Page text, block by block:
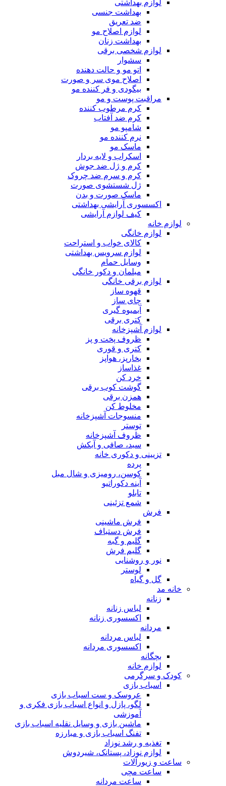
لوازم بهداشتی
بهداشت جنسی
ضد تعریق
لوازم اصلاح مو
بهداشت زنان
لوازم شخصی برقی
سشوار
اتو مو و حالت دهنده
اصلاح موی سر و صورت
بیگودی و فر کننده مو
مراقبت پوست و مو
کرم مرطوب کننده
کرم ضد آفتاب
شامپو مو
نرم کننده مو
ماسک مو
اسکراب و لایه بردار
کرم و ژل ضد جوش
کرم و سرم ضد چروک
ژل شستشوی صورت
ماسک صورت و بدن
اکسسوری آرایشی بهداشتی
کیف لوازم آرایشی
لوازم خانه
لوازم خانگی
کالای خواب و استراحت
لوازم سرویس بهداشتی
وسایل حمام
مبلمان و دکور خانگی
لوازم برقی خانگی
قهوه ساز
چای ساز
آبمیوه گیری
کتری برقی
لوازم آشپزخانه
ظروف پخت و پز
کتری و قوری
بخارپز، هواپز
غذاساز
خرد کن
گوشت کوب برقی
همزن برقی
مخلوط کن
منسوجات آشپزخانه
توستر
ظروف آشپزخانه
سبد، صافی و آبکش
تزیینی و دکوری خانه
پرده
کوسن، رومیزی و شال مبل
آینه دکوراتیو
تابلو
شمع تزئینی
فرش
فرش ماشینی
فرش دستباف
گلیم و گبه
گلیم فرش
نور و روشنایی
لوستر
گل و گیاه
خانه مد
زنانه
لباس زنانه
اکسسوری زنانه
مردانه
لباس مردانه
اکسسوری مردانه
بچگانه
لوازم خانه
کودک و سرگرمی
اسباب بازی
عروسک و ست اسباب بازی
لگو، پازل و انواع اسباب بازی فکری و
آموزشی
ماشین بازی و وسایل نقلیه اسباب بازی
تفنگ اسباب بازی و مبارزه
تغذیه و رشد نوزاد
لوازم نوزاد، پستانک، شیردوش
ساعت و زیور‌آلات
ساعت مچی
ساعت مردانه